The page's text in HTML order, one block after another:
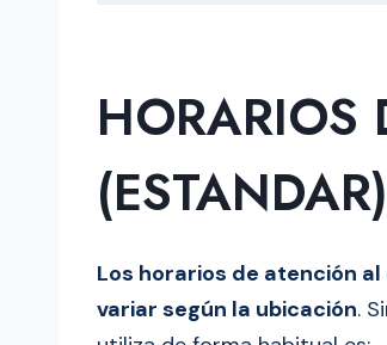
HORARIOS
(ESTANDAR)
Los horarios de atención
variar según la ubicación.